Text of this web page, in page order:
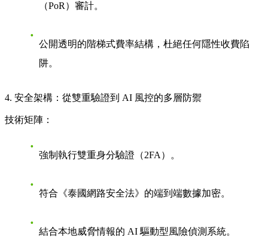
（PoR）審計。
公開透明的階梯式費率結構，杜絕任何隱性收費陷
阱。
4. 安全架構：從雙重驗證到 AI 風控的多層防禦
技術矩陣：
強制執行雙重身分驗證（2FA）。
符合《泰國網路安全法》的端到端數據加密。
結合本地威脅情報的 AI 驅動型風險偵測系統。